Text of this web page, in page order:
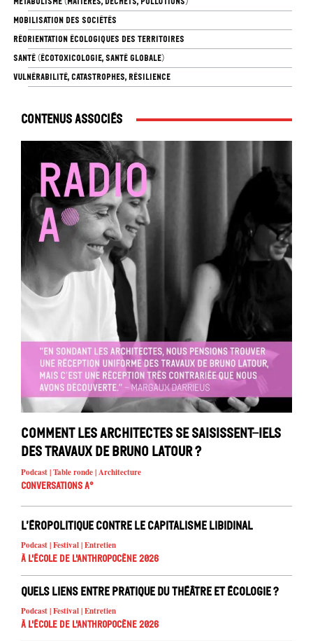
MOBILISATION DES SOCIÉTÉS
RÉORIENTATION ÉCOLOGIQUES DES TERRITOIRES
SANTÉ (ÉCOTOXICOLOGIE, SANTÉ GLOBALE)
VULNÉRABILITÉ, CATASTROPHES, RÉSILIENCE
Contenus associés
Comment les architectes se saisissent-iels
des travaux de Bruno Latour ?
Podcast | Table ronde | Architecture
Conversations A°
L’éropolitique contre le capitalisme libidinal
Podcast | Festival | Entretien
À l'école de l'Anthropocène 2026
Quels liens entre pratique du théâtre et écologie ?
Podcast | Festival | Entretien
À l'école de l'Anthropocène 2026